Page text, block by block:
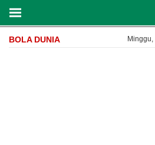
BOLA DUNIA